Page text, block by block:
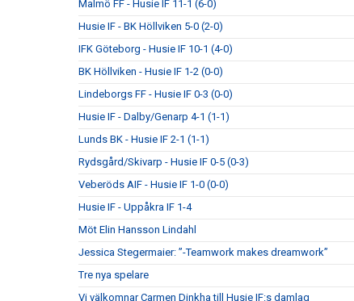
Malmö FF - Husie IF 11-1 (6-0)
Husie IF - BK Höllviken 5-0 (2-0)
IFK Göteborg - Husie IF 10-1 (4-0)
BK Höllviken - Husie IF 1-2 (0-0)
Lindeborgs FF - Husie IF 0-3 (0-0)
Husie IF - Dalby/Genarp 4-1 (1-1)
Lunds BK - Husie IF 2-1 (1-1)
Rydsgård/Skivarp - Husie IF 0-5 (0-3)
Veberöds AIF - Husie IF 1-0 (0-0)
Husie IF - Uppåkra IF 1-4
Möt Elin Hansson Lindahl
Jessica Stegermaier: ”-Teamwork makes dreamwork”
Tre nya spelare
Vi välkomnar Carmen Dinkha till Husie IF:s damlag